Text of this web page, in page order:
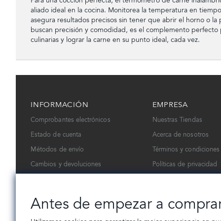
aliado ideal en la cocina. Monitorea la temperatura en
asegura resultados precisos sin tener que abrir el horno o la
buscan precisión y comodidad, es el complemento perfecto
culinarias y lograr la carne en su punto ideal, cada vez.
INFORMACIÓN
Comprobantes electrónicos
Estado de cuenta
Métodos de envío
Cambios y devoluciones
EMPRESA
Nuestras Tiendas
Acerca de nosotros
Términos y
Políticas de privacidad
Antes de empezar a